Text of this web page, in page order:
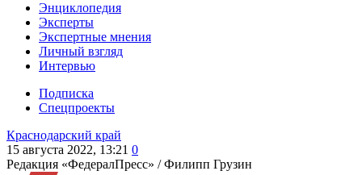
Энциклопедия
Эксперты
Экспертные мнения
Личный взгляд
Интервью
Подписка
Спецпроекты
Краснодарский край
15 августа 2022, 13:21 0
Редакция «ФедералПресс» /Филипп Грузин